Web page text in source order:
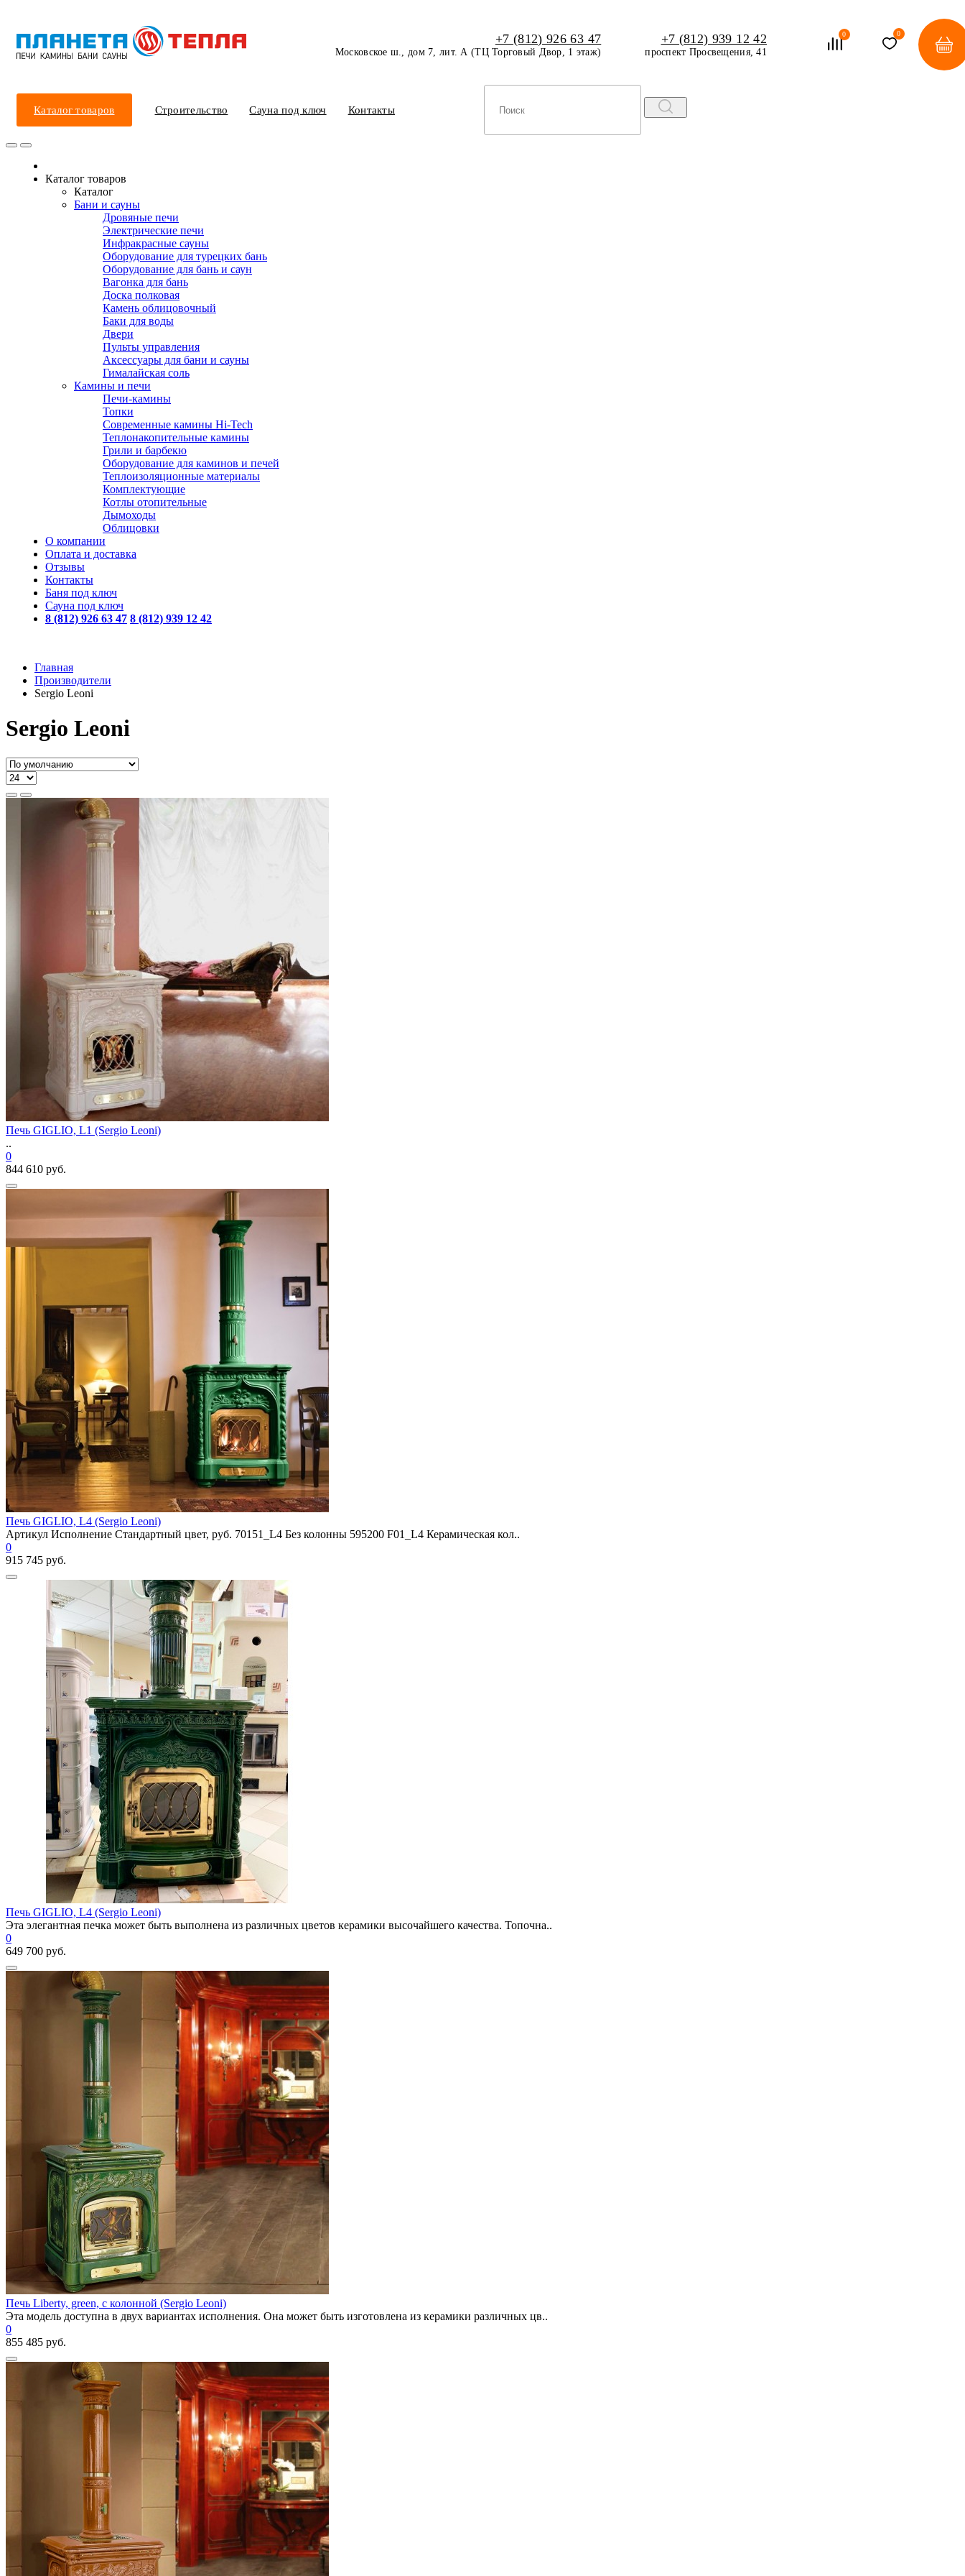
+7 (812) 926 63 47
Московское ш., дом 7, лит. А (ТЦ Торговый Двор, 1 этаж)
+7 (812) 939 12 42
проспект Просвещения, 41
0 0
Каталог товаров Строительство Сауна под ключ Контакты
Каталог товаров
Каталог
Бани и сауны
Дровяные печи
Электрические печи
Инфракрасные сауны
Оборудование для турецких бань
Оборудование для бань и саун
Вагонка для бань
Доска полковая
Камень облицовочный
Баки для воды
Двери
Пульты управления
Аксессуары для бани и сауны
Гималайская соль
Камины и печи
Печи-камины
Топки
Современные камины Hi-Tech
Теплонакопительные камины
Грили и барбекю
Оборудование для каминов и печей
Теплоизоляционные материалы
Комплектующие
Котлы отопительные
Дымоходы
Облицовки
О компании
Оплата и доставка
Отзывы
Контакты
Баня под ключ
Сауна под ключ
8 (812) 926 63 47 8 (812) 939 12 42
Главная
Производители
Sergio Leoni
Sergio Leoni
Печь GIGLIO, L1 (Sergio Leoni)
..
0
844 610 руб.
Печь GIGLIO, L4 (Sergio Leoni)
Артикул Исполнение Стандартный цвет, руб. 70151_L4 Без колонны 595200 F01_L4 Керамическая кол..
0
915 745 руб.
Печь GIGLIO, L4 (Sergio Leoni)
Эта элегантная печка может быть выполнена из различных цветов керамики высочайшего качества. Топочна..
0
649 700 руб.
Печь Liberty, green, с колонной (Sergio Leoni)
Эта модель доступна в двух вариантах исполнения. Она может быть изготовлена из керамики различных цв..
0
855 485 руб.